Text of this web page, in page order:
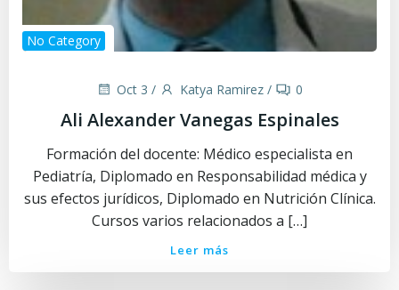
No Category
Oct 3 / Katya Ramirez / 0
Ali Alexander Vanegas Espinales
Formación del docente: Médico especialista en
Pediatría, Diplomado en Responsabilidad médica y
sus efectos jurídicos, Diplomado en Nutrición Clínica.
Cursos varios relacionados a […]
Leer más